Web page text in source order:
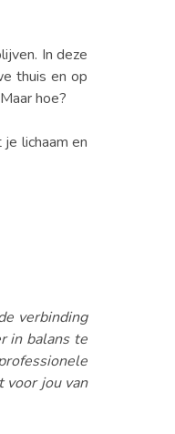
In deze
thuis en op
hoe?
lichaam en
verbinding
in balans te
voor jou van